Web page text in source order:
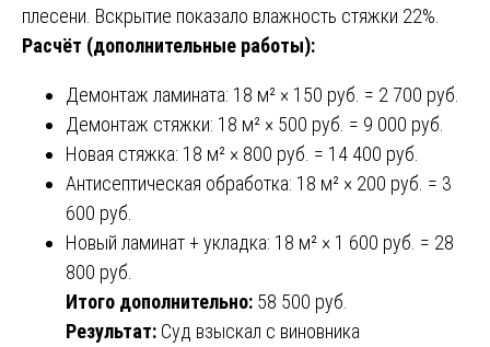
плесени. Вскрытие показало влажность стяжки 22%.
Расчёт (дополнительные работы):
Демонтаж ламината: 18 м² × 150 руб. = 2 700 руб.
Демонтаж стяжки: 18 м² × 500 руб. = 9 000 руб.
Новая стяжка: 18 м² × 800 руб. = 14 400 руб.
Антисептическая обработка: 18 м² × 200 руб. = 3
600 руб.
Новый ламинат + укладка: 18 м² × 1 600 руб. = 28
800 руб.
Итого дополнительно: 58 500 руб.
Результат: Суд взыскал с виновника